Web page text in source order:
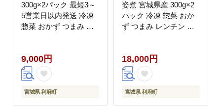
300g×2パック 最短3～
5営業日以内発送 冷凍
惣菜 おかず つまみ レ
み レンチン 湯煎 簡単
煮物 煮付]
9,000円
宮城県 利府町
姿煮 宮城県産 300g×2
パック 冷凍 惣菜 おか
ず つまみ レンチン 湯
み レンチン 湯煎 簡単
煮物 煮付]
18,000円
宮城県 利府町